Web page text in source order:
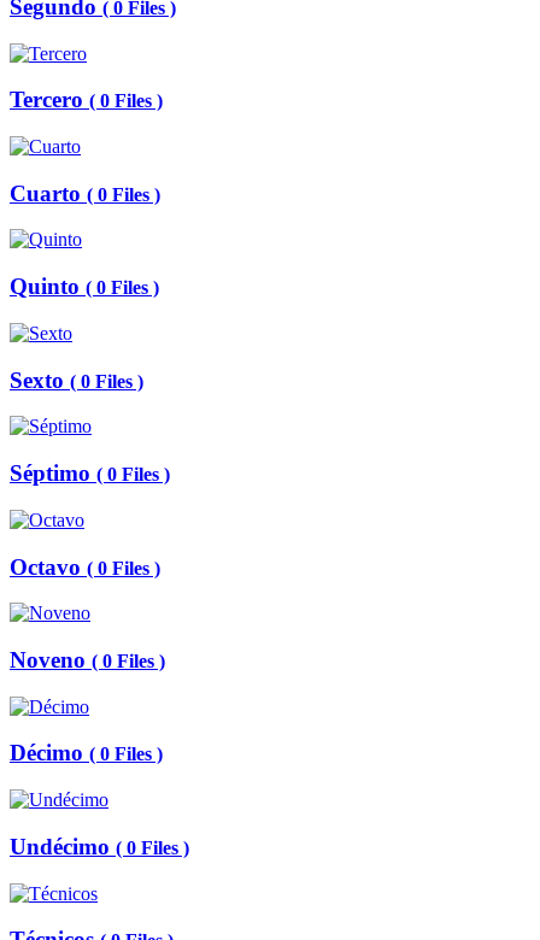
Segundo ( 0 Files )
Tercero ( 0 Files )
Cuarto ( 0 Files )
Quinto ( 0 Files )
Sexto ( 0 Files )
Séptimo ( 0 Files )
Octavo ( 0 Files )
Noveno ( 0 Files )
Décimo ( 0 Files )
Undécimo ( 0 Files )